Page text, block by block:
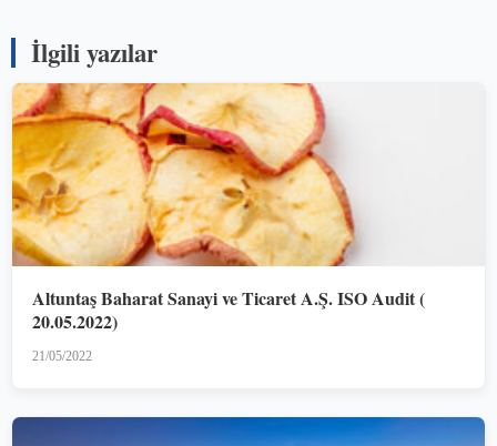
İlgili yazılar
Altuntaş Baharat Sanayi ve Ticaret A.Ş. ISO Audit (
20.05.2022)
21/05/2022